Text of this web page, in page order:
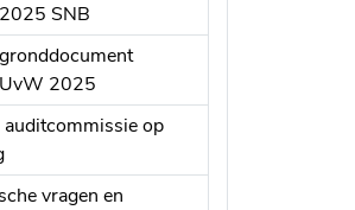
SNB
2025
op
vragen en